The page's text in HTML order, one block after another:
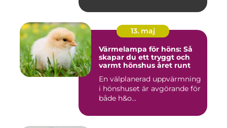
13. maj
Värmelampa för höns: Så
skapar du ett tryggt och
varmt hönshus året runt
En välplanerad uppvärmning
i hönshuset är avgörande för
både h&o...